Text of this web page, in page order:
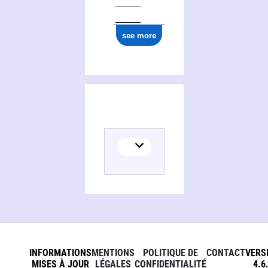
see more
INFORMATIONS
MISES À JOUR
MENTIONS
LÉGALES
POLITIQUE DE
CONFIDENTIALITÉ
CONTACT